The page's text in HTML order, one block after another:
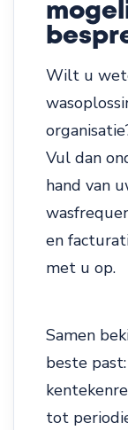
Wilt u
Vul dan
hand van
en
met u op.
Samen
beste
tot